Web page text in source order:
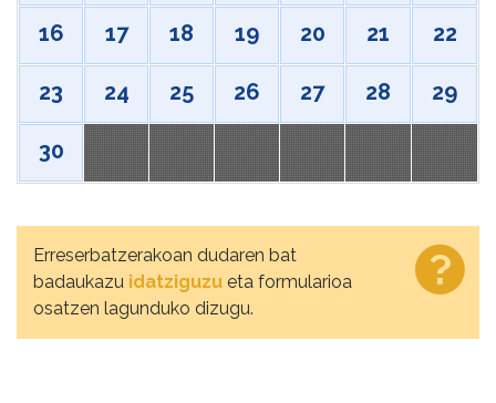
16 17 18 19 20 21 22
23 24 25 26 27 28 29
30
Erreserbatzerakoan dudaren bat
badaukazu idatziguzu eta formularioa
osatzen lagunduko dizugu.